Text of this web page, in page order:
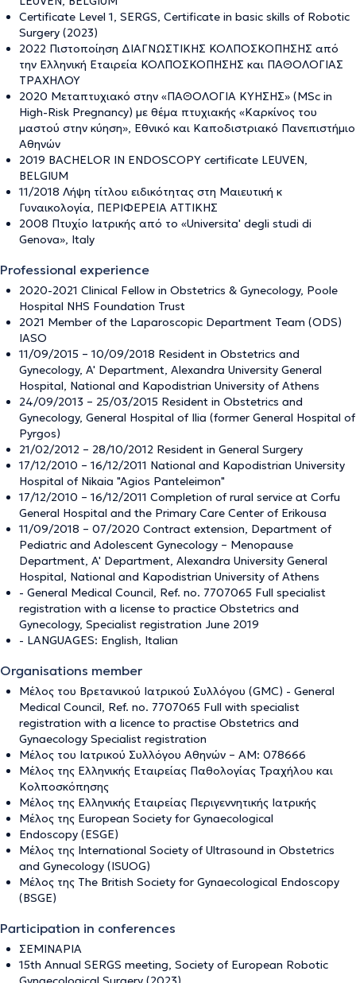
Certificate Level 1, SERGS, Certificate in basic skills of Robotic
Surgery (2023)
2022 Πιστοποίηση ΔΙΑΓΝΩΣΤΙΚΗΣ ΚΟΛΠΟΣΚΟΠΗΣΗΣ από
την Ελληνική Εταιρεία ΚΟΛΠΟΣΚΟΠΗΣΗΣ και ΠΑΘΟΛΟΓΙΑΣ
ΤΡΑΧΗΛΟΥ
2020 Μεταπτυχιακό στην «ΠΑΘΟΛΟΓΙΑ ΚΥΗΣΗΣ» (MSc in
High-Risk Pregnancy) με θέμα πτυχιακής «Καρκίνος του
μαστού στην κύηση», Εθνικό και Καποδιστριακό Πανεπιστήμιο
Αθηνών
2019 BACHELOR IN ENDOSCOPY certificate LEUVEN,
BELGIUM
11/2018 Λήψη τίτλου ειδικότητας στη Μαιευτική κ
Γυναικολογία, ΠΕΡΙΦΕΡΕΙΑ ΑΤΤΙΚΗΣ
2008 Πτυχίο Ιατρικής από το «Universita' degli studi di
Genova», Italy
Professional experience
2020-2021 Clinical Fellow in Obstetrics & Gynecology, Poole
Hospital NHS Foundation Trust
2021 Member of the Laparoscopic Department Team (ODS)
IASO
11/09/2015 – 10/09/2018 Resident in Obstetrics and
Gynecology, A' Department, Alexandra University General
Hospital, National and Kapodistrian University of Athens
24/09/2013 – 25/03/2015 Resident in Obstetrics and
Gynecology, General Hospital of Ilia (former General Hospital of
Pyrgos)
21/02/2012 – 28/10/2012 Resident in General Surgery
17/12/2010 – 16/12/2011 National and Kapodistrian University
Hospital of Nikaia "Agios Panteleimon"
17/12/2010 – 16/12/2011 Completion of rural service at Corfu
General Hospital and the Primary Care Center of Erikousa
11/09/2018 – 07/2020 Contract extension, Department of
Pediatric and Adolescent Gynecology – Menopause
Department, A' Department, Alexandra University General
Hospital, National and Kapodistrian University of Athens
- General Medical Council, Ref. no. 7707065 Full specialist
registration with a license to practice Obstetrics and
Gynecology, Specialist registration June 2019
- LANGUAGES: English, Italian
Organisations member
Μέλος του Βρετανικού Ιατρικού Συλλόγου (GMC) - General
Medical Council, Ref. no. 7707065 Full with specialist
registration with a licence to practise Obstetrics and
Gynaecology Specialist registration
Μέλος του Ιατρικού Συλλόγου Αθηνών – ΑΜ: 078666
Μέλος της Ελληνικής Εταιρείας Παθολογίας Τραχήλου και
Κολποσκόπησης
Μέλος της Ελληνικής Εταιρείας Περιγεννητικής Ιατρικής
Μέλος της European Society for Gynaecological
Endoscopy (ESGE)
Μέλος της International Society of Ultrasound in Obstetrics
and Gynecology (ISUOG)
Μέλος της The British Society for Gynaecological Endoscopy
(BSGE)
Participation in conferences
ΣΕΜΙΝΑΡΙΑ
15th Annual SERGS meeting, Society of European Robotic